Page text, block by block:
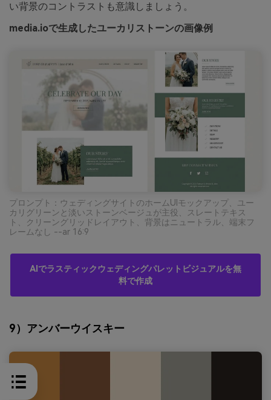
い背景のコントラストも意識しましょう。
media.ioで生成したユーカリストーンの画像例
プロンプト：ウェディングサイトのホームUIモックアップ、ユー
カリグリーンと淡いストーンベージュが主役、スレートテキス
ト、クリーングリッドレイアウト、背景はニュートラル、端末フ
レームなし --ar 16:9
AIでラスティックウェディングパレットビジュアルを無
料で作成
9）アンバーウイスキー